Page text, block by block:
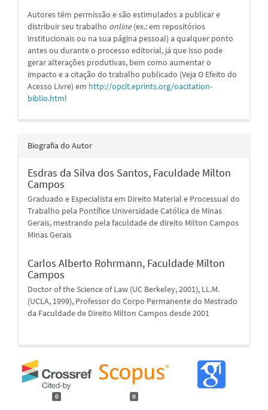
Autores têm permissão e são estimulados a publicar e
distribuir seu trabalho online(ex.: em repositórios
institucionais ou na sua página pessoal) a qualquer ponto
antes ou durante o processo editorial, já que isso pode
gerar alterações produtivas, bem como aumentar o
impacto e a citação do trabalho publicado (Veja O Efeito do
Acesso Livre) em http://opcit.eprints.org/oacitation-
biblio.html
Biografia do Autor
Esdras da Silva dos Santos, Faculdade Milton
Campos
Graduado e Especialista em Direito Material e Processual do
Trabalho pela Pontífice Universidade Católica de Minas
Gerais, mestrando pela faculdade de direito Milton Campos
Minas Gerais
Carlos Alberto Rohrmann, Faculdade Milton
Campos
Doctor of the Science of Law (UC Berkeley, 2001), LL.M.
(UCLA, 1999), Professor do Corpo Permanente do Mestrado
da Faculdade de Direito Milton Campos desde 2001
0 0